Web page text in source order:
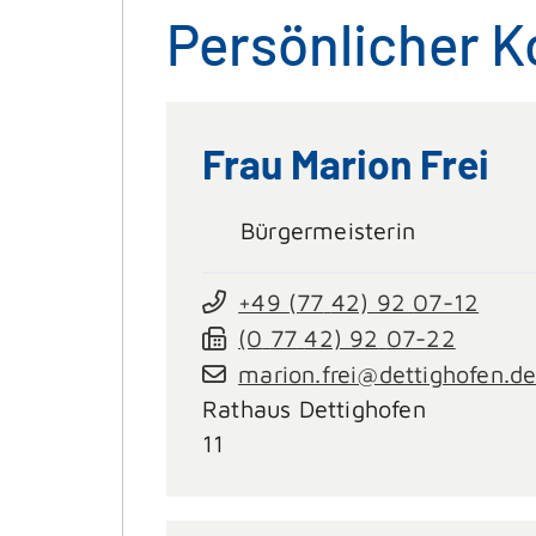
Persönlicher
Frau Marion Frei
Bürgermeisterin
+49 (77 42) 92 07-12
(0 77 42) 92 07-22
marion.frei@dettighofen.de
Rathaus Dettighofen
11